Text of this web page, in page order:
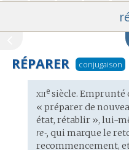
RÉPARER conjugaison
Étymologie
:
xiiesiècle. Emprunté
« préparer de
état, rétablir », lui-
re‑, qui marque le
recommencement,